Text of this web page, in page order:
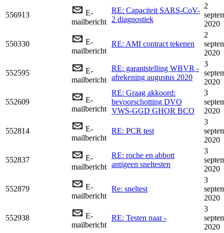
556913
E-
mailbericht
RE: Capaciteit SARS-CoV-
2 diagnostiek
2
2020
550330
E-
mailbericht
RE: AMI contract tekenen
2
2020
552595
E-
mailbericht
RE: garantstelling WBVR -
afrekening augustus 2020
3
2020
552609
E-
mailbericht
RE: Graag akkoord:
bevoorschotting DVO
VWS-GGD GHOR BCO
3
2020
552814
E-
mailbericht
RE: PCR test
3
2020
552837
E-
mailbericht
RE: roche en abbott
antigeen sneltesten
3
2020
552879
E-
mailbericht
Re: sneltest
3
2020
552938
E-
mailbericht
RE: Testen naar -
3
2020